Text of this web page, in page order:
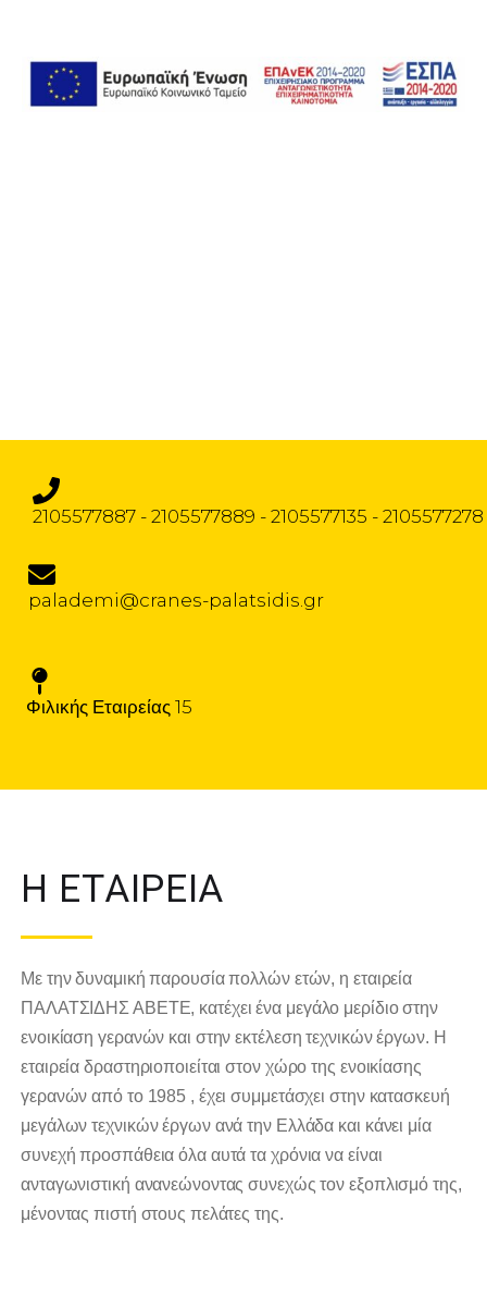
2105577887 - 2105577889 - 2105577135 - 2105577278
palademi@cranes-palatsidis.gr
Φιλικής Εταιρείας 15
Η ΕΤΑΙΡΕΙΑ
Mε την δυναμική παρουσία πολλών ετών, η εταιρεία
ΠΑΛΑΤΣΙΔΗΣ ΑΒΕΤΕ, κατέχει ένα μεγάλο μερίδιο στην
ενοικίαση γερανών και στην εκτέλεση τεχνικών έργων. Η
εταιρεία δραστηριοποιείται στον χώρο της ενοικίασης
γερανών από το 1985 , έχει συμμετάσχει στην κατασκευή
μεγάλων τεχνικών έργων ανά την Ελλάδα και κάνει μία
συνεχή προσπάθεια όλα αυτά τα χρόνια να είναι
ανταγωνιστική ανανεώνοντας συνεχώς τον εξοπλισμό της,
μένοντας πιστή στους πελάτες της.